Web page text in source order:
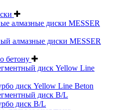
алмазные диски MESSER
алмазные диски MESSER
бетону
диск Yellow Line
диск Yellow Line Beton
диск B/L
диск B/L